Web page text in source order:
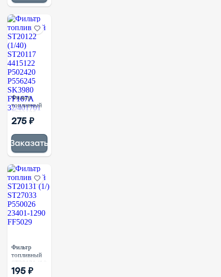
E10KP
Фильтр
топливный
ST20122
(1/40)
4415122
P502420
P556245
FF167A
32/401701
275 ₽
Заказать
Фильтр
топливный
ST20131 (1/)
ST27033
195 ₽